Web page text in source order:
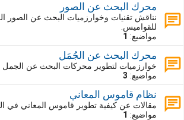
محرك البحث عن الصور
نناقش تقنيات وخوارزميات البحث عن الصور
للقواميس.
مواضيع: 1
محرك البحث عن الجُمَل
خوارزميات لتطوير محركات البحث عن
مواضيع: 3
نظام قاموس المعاني
مقالات عن كيفية تطوير قاموس المعاني في
مواضيع: 1